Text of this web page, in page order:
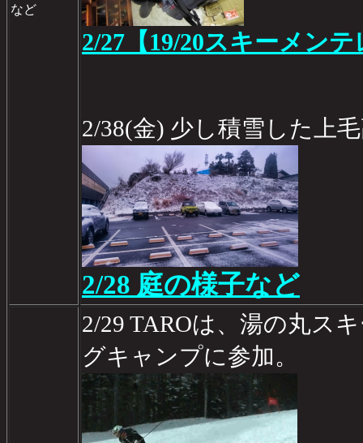
など
2/27【19/20スキーメンテ
2/38(金) 少し積雪した上
2/28 庭の様子など
2/29 TAROは、湯の丸ス
グキャンプに参加。